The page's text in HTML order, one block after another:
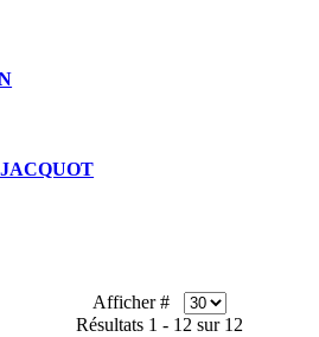
Afficher #
Résultats 1 - 12 sur 12